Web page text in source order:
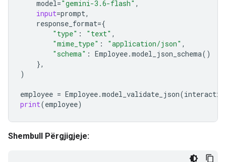
model="gemini-3.6-flash" ,
input=prompt,
response_format={
"type" : "text" ,
"mime_type" : "application/json" ,
"schema" : Employee.model_json_schema()
},
)
employee = Employee.model_validate_json(
print(employee)
Shembull Përgjigjeje: